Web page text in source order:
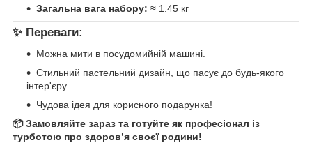
Загальна вага набору: ≈ 1.45 кг
✨ Переваги:
Можна мити в посудомийній машині.
Стильний пастельний дизайн, що пасує до будь-якого
інтер'єру.
Чудова ідея для корисного подарунка!
📦 Замовляйте зараз та готуйте як професіонал із
турботою про здоров’я своєї родини!